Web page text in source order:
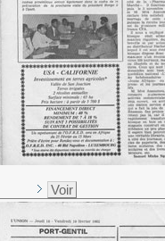
Voir